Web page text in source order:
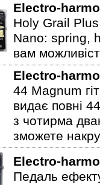
Electro-
Holy Grail Plus
Nano: spring,
вам
Electro-
44 Magnum
видає повні
з чотирма
зможете
Electro-
Педаль